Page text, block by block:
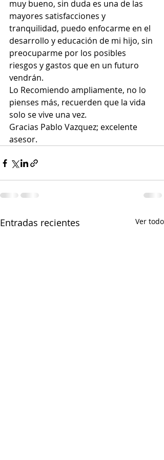
muy bueno, sin duda es una de las
mayores satisfacciones y
tranquilidad, puedo enfocarme en el
desarrollo y educación de mi hijo, sin
preocuparme por los posibles
riesgos y gastos que en un futuro
vendrán.
Lo Recomiendo ampliamente, no lo
pienses más, recuerden que la vida
solo se vive una vez.
Gracias Pablo Vazquez; excelente
asesor.
Entradas recientes Ver todo